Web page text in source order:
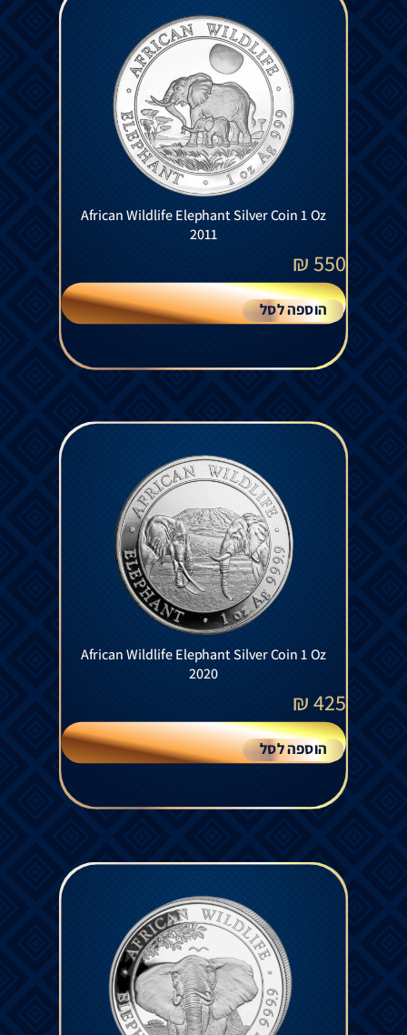
African Wildlife Elephant Silver Coin 1 Oz
2011
550
₪
הוספה לסל
African Wildlife Elephant Silver Coin 1 Oz
2020
425
₪
הוספה לסל